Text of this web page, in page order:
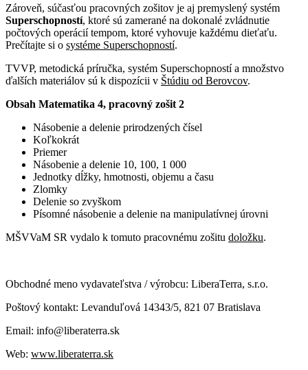
Zároveň, súčasťou pracovných zošitov je aj premyslený systém
Superschopností, ktoré sú zamerané na dokonalé zvládnutie
počtových operácií tempom, ktoré vyhovuje každému dieťaťu.
Prečítajte si o systéme Superschopností.
TVVP, metodická príručka, systém Superschopností a množstvo
ďalších materiálov sú k dispozícii v Štúdiu od Berovcov.
Obsah Matematika 4, pracovný zošit 2
Násobenie a delenie prirodzených čísel
Koľkokrát
Priemer
Násobenie a delenie 10, 100, 1 000
Jednotky dĺžky, hmotnosti, objemu a času
Zlomky
Delenie so zvyškom
Písomné násobenie a delenie na manipulatívnej úrovni
MŠVVaM SR vydalo k tomuto pracovnému zošitu doložku.
Obchodné meno vydavateľstva / výrobcu: LiberaTerra, s.r.o.
Poštový kontakt: Levanduľová 14343/5, 821 07 Bratislava
Email: info@liberaterra.sk
Web: www.liberaterra.sk